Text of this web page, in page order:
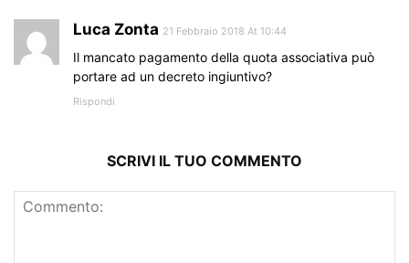
Luca Zonta 21 Febbraio 2018 At 10:44
Il mancato pagamento della quota associativa può
portare ad un decreto ingiuntivo?
Rispondi
SCRIVI IL TUO COMMENTO